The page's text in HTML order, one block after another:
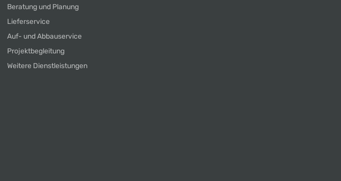
Beratung und Planung
Lieferservice
Auf- und Abbauservice
Projektbegleitung
Weitere Dienstleistungen